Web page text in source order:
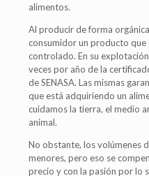
alimentos.
Al producir de forma
consumidor un producto
controlado. En su
veces por año de la
de SENASA. Las mismas
que está adquiriendo un
cuidamos la tierra, el medio
animal.
No obstante, los volúmenes
menores, pero eso se
precio y con la pasión por lo